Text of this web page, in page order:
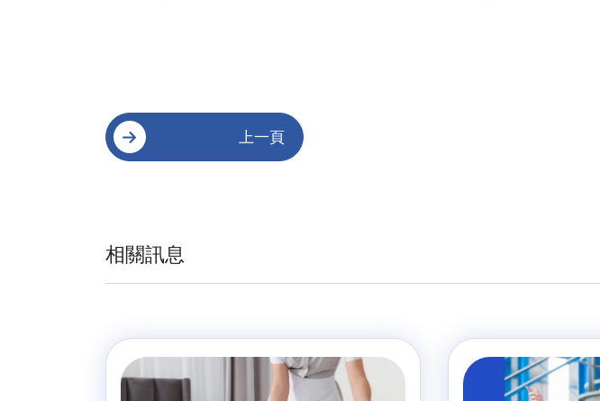
上一頁
相關訊息